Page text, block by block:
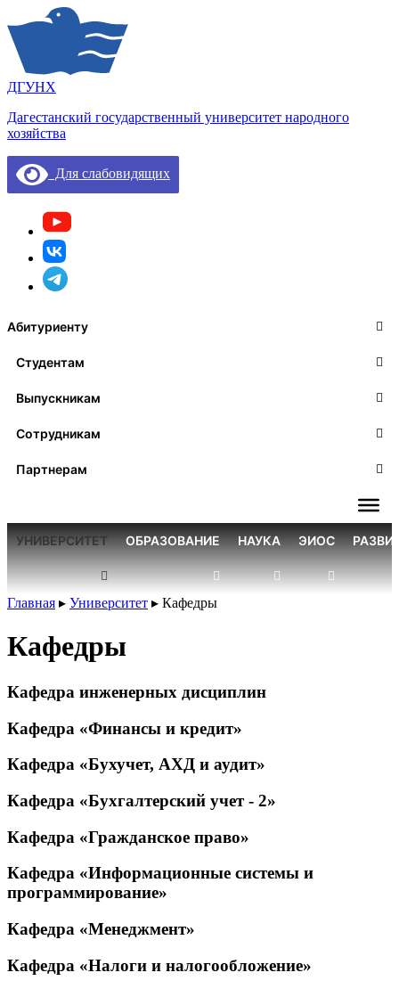
ДГУНХ
Дагестанский государственный университет народного
хозяйства
Для слабовидящих
Абитуриенту
Студентам
Выпускникам
Сотрудникам
Партнерам
УНИВЕРСИТЕТ ОБРАЗОВАНИЕ НАУКА ЭИОС
Главная ▸ Университет ▸ Кафедры
Кафедры
Кафедра инженерных дисциплин
Кафедра «Финансы и кредит»
Кафедра «Бухучет, АХД и аудит»
Кафедра «Бухгалтерский учет - 2»
Кафедра «Гражданское право»
Кафедра «Информационные системы и
программирование»
Кафедра «Менеджмент»
Кафедра «Налоги и налогообложение»